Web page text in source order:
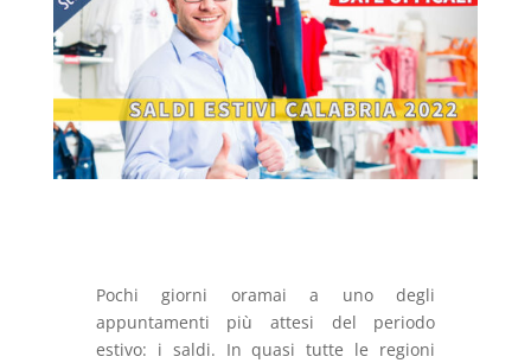
Pochi giorni oramai a uno degli
appuntamenti più attesi del periodo
estivo: i saldi. In quasi tutte le regioni